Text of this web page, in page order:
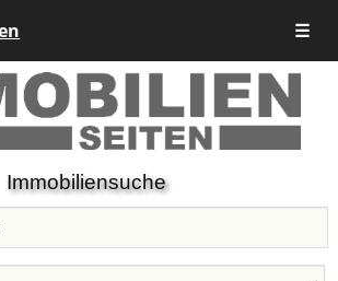
☰
Immobiliensuche